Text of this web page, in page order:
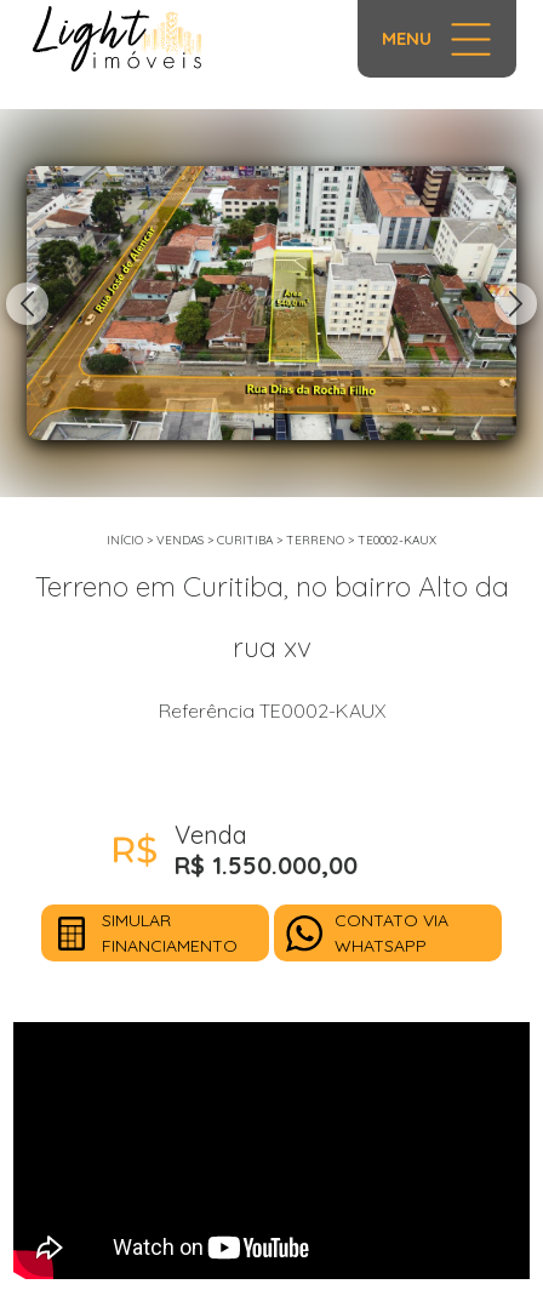
MENU
INÍCIO > VENDAS > CURITIBA > TERRENO > TE0002-KAUX
Terreno em Curitiba, no bairro Alto da
rua xv
Referência TE0002-KAUX
Venda
R$ 1.550.000,00
SIMULAR
FINANCIAMENTO
CONTATO VIA
WHATSAPP